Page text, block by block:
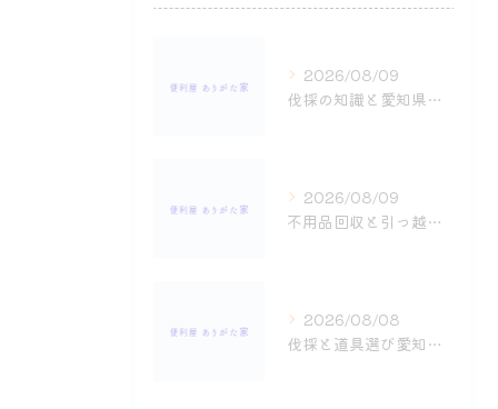
2026/08/09
伐採の知識と愛知県名古屋市緑区で費用や処分ルールを押さえて賢く作業する方法
2026/08/09
不用品回収と引っ越しを効率良く進めるための費用節約と安心手順ガイド
2026/08/08
伐採と道具選び愛知県名古屋市緑区で費用や処分法まで実例解説